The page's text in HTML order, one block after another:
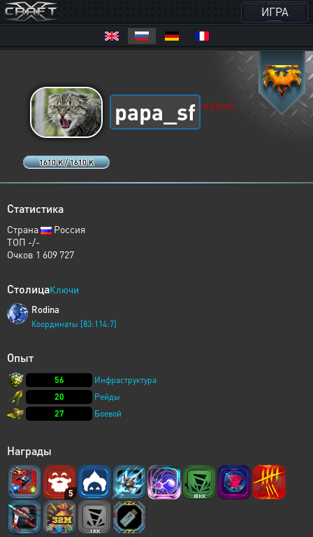
ИГРА
1610 K / 1610 K
papa_sf HUMANS
Статистика
Страна
Россия
ТОП -/-
Очков 1 609 727
СтолицаКлючи
Rodina
Координаты [83:114:7]
Опыт
56
Инфраструктура
20
Рейды
27
Боевой
Награды
5